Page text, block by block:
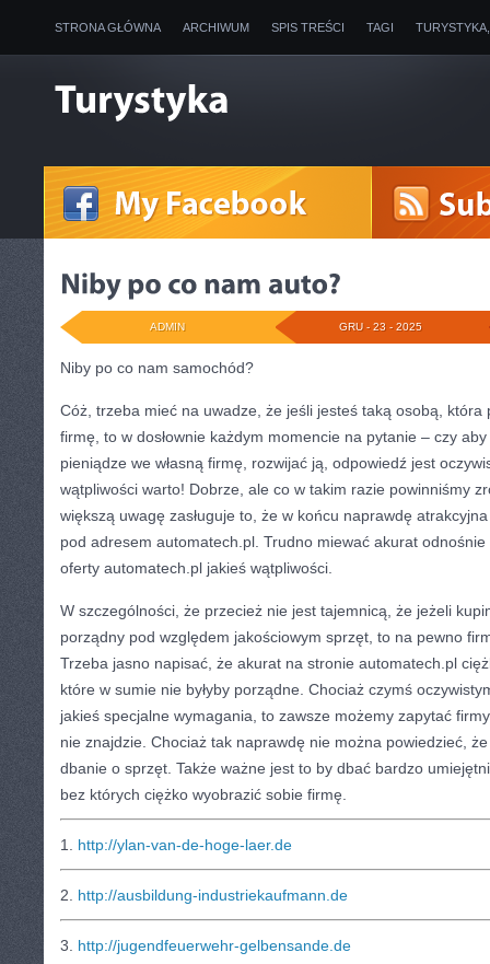
STRONA GŁÓWNA ARCHIWUM SPIS TREŚCI TAGI
GRU - 23 - 2025
ADMIN
Niby po co nam samochód?
Cóż, trzeba mieć na uwadze, że jeśli jesteś taką osobą, która
firmę, to w dosłownie każdym momencie na pytanie – czy
pieniądze we własną firmę, rozwijać ją, odpowiedź jest
wątpliwości warto! Dobrze, ale co w takim razie powinniśmy
większą uwagę zasługuje to, że w końcu naprawdę
pod adresem automatech.pl. Trudno miewać akurat odnośnie
oferty automatech.pl jakieś wątpliwości.
W szczególności, że przecież nie jest tajemnicą, że jeżeli
porządny pod względem jakościowym sprzęt, to na pewno
Trzeba jasno napisać, że akurat na stronie automatech.pl
które w sumie nie byłyby porządne. Chociaż czymś
jakieś specjalne wymagania, to zawsze możemy zapytać
nie znajdzie. Chociaż tak naprawdę nie można powiedzieć,
dbanie o sprzęt. Także ważne jest to by dbać bardzo
bez których ciężko wyobrazić sobie firmę.
1. http://ylan-van-de-hoge-laer.de
2. http://ausbildung-industriekaufmann.de
3. http://jugendfeuerwehr-gelbensande.de